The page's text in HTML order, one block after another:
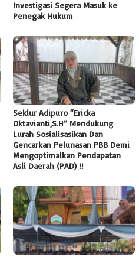
Investigasi Segera Masuk ke
Penegak Hukum
Seklur Adipuro “Ericka
Oktavianti,S.H” Mendukung
Lurah Sosialisasikan Dan
Gencarkan Pelunasan PBB Demi
Mengoptimalkan Pendapatan
Asli Daerah (PAD) !!